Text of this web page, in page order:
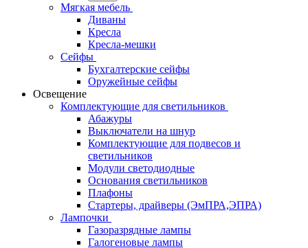
Мягкая мебель
Диваны
Кресла
Кресла-мешки
Сейфы
Бухгалтерские сейфы
Оружейные сейфы
Освещение
Комплектующие для светильников
Абажуры
Выключатели на шнур
Комплектующие для подвесов и
светильников
Модули светодиодные
Основания светильников
Плафоны
Стартеры, драйверы (ЭмПРА,ЭПРА)
Лампочки
Газоразрядные лампы
Галогеновые лампы